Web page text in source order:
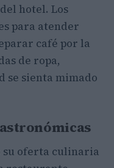
hotel. Los
para atender
café por la
de ropa,
se sienta mimado
su oferta culinaria